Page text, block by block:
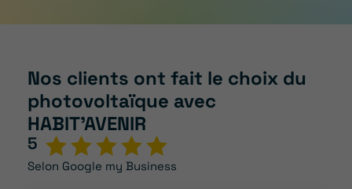
Nos clients ont fait le choix du
photovoltaïque avec
HABIT’AVENIR
5
Selon Google my Business